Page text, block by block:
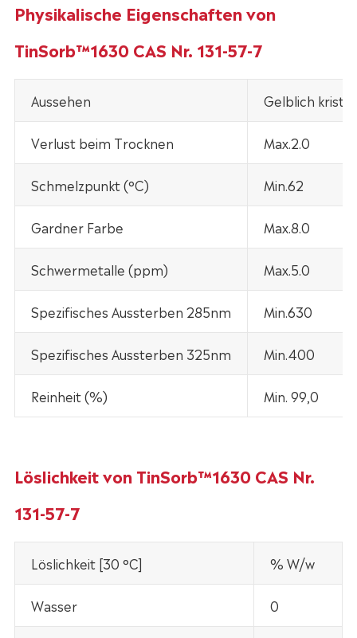
Physikalische Eigenschaften von
TinSorb™1630 CAS Nr. 131-57-7
Aussehen Gelblich
Verlust beim Trocknen Max.2.0
Schmelzpunkt (°C) Min.62
Gardner Farbe Max.8.0
Schwermetalle (ppm) Max.5.0
Spezifisches Aussterben 285nm Min.630
Spezifisches Aussterben 325nm Min.400
Reinheit (%) Min. 99,0
Löslichkeit von TinSorb™1630 CAS Nr.
131-57-7
Löslichkeit [30 °C] % W/w
Wasser 0